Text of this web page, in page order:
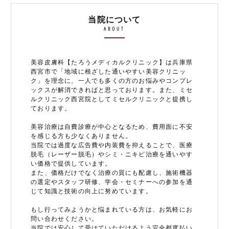
当院について
ABOUT
美容皮膚科【たろうメディカルクリニック】は兵庫県
西宮市で「地域に根ざした通いやすい美容クリニッ
ク」を理念に、一人でも多くの方のお悩みやコンプレ
ックスが解消できればと思っております。また、ミセ
ルクリニック西宮院としてミセルクリニックと提携し
ております。
美容治療は自費診療が中心となるため、費用面に不安
を感じる方も少なくありません。
当院では過度な広告費や内装費を抑えることで、医療
脱毛（レーザー脱毛）やシミ・ニキビ治療を通いやす
い価格で提供しています。
また、価格だけでなく治療の質にも配慮し、施術機器
の選定やスタッフ研修、学会・セミナーへの参加を通
じて知識と技術の向上に努めています。
もし行ってみようかと悩まれている方は、お気軽にお
問い合わせください。